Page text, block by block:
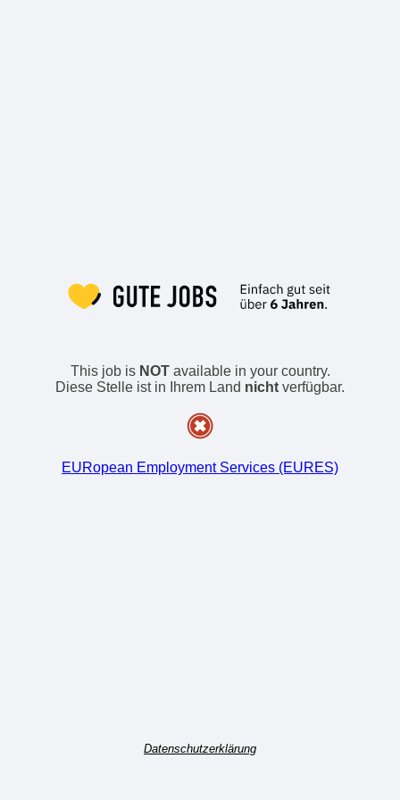
This job is NOTavailable in your country.
Diese Stelle ist in Ihrem Land nicht verfügbar.
EURopean Employment Services (EURES)
Datenschutzerklärung